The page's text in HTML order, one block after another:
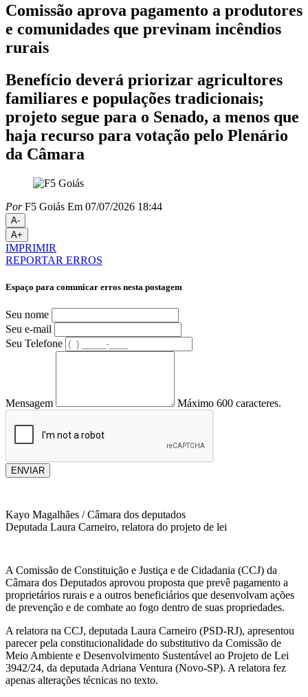
Comissão aprova pagamento a produtores
e comunidades que previnam incêndios
rurais
Benefício deverá priorizar agricultores
familiares e populações tradicionais;
projeto segue para o Senado, a menos que
haja recurso para votação pelo Plenário
da Câmara
PorF5 Goiás Em 07/07/2026 18:44
A-
A+
IMPRIMIR
REPORTAR ERROS
Espaço para comunicar erros nesta postagem
Seu nome
Seu e-mail
Seu Telefone
Mensagem Máximo 600 caracteres.
ENVIAR
Kayo Magalhães / Câmara dos deputados
Deputada Laura Carneiro, relatora do projeto de lei
A Comissão de Constituição e Justiça e de Cidadania (CCJ) da
Câmara dos Deputados aprovou proposta que prevê pagamento a
proprietários rurais e a outros beneficiários que desenvolvam ações
de prevenção e de combate ao fogo dentro de suas propriedades.
A relatora na CCJ, deputada Laura Carneiro (PSD-RJ), apresentou
parecer pela constitucionalidade do substitutivo da Comissão de
Meio Ambiente e Desenvolvimento Sustentável ao Projeto de Lei
3942/24, da deputada Adriana Ventura (Novo-SP). A relatora fez
apenas alterações técnicas no texto.